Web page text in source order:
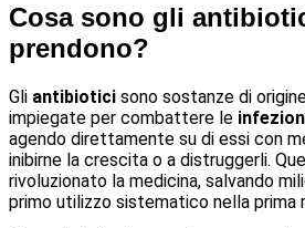
Cosa sono gli
prendono?
Gli antibiotici sono sostanze di
impiegate per combattere le
agendo direttamente su di essi con
inibirne la crescita o a distruggerli.
rivoluzionato la medicina, salvando
primo utilizzo sistematico nella prima